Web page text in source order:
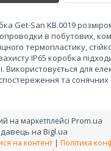
Get-San KB.0019
в побутових,
термопластику,
IP65 коробка
Використовується для
та
на маркетплейсі Prom.ua
на Bigl.ua
на контент | Політика